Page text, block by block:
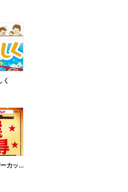
く
厳選お買い得! エッセルスーパーカップ